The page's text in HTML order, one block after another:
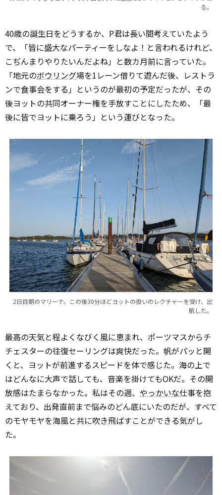
る。
40歳の誕生日をどうするか、P君は長い間考えていたよう
で、「皆に盛大なパーティーをしなよ！と言われるけれど、
こぢんまりやりたいんだよね」と数カ月前に言っていた。
「地元のボウリング場を1レーン借りて遊んだ後、レストラ
ンで食事会をする」というのが最初の予定だったが、その
後ヨットの共同オーナー権を手放すことにしたため、「最
後に皆でヨットに乗ろう」という運びとなった。
2日目朝のマリーナ。この後30分ほどヨットの扱いのレクチャーを受け、出
航した。
最高の天気と程よくなびく風に恵まれ、ポーツマスからチ
チェスターの往復セーリングは爽快だった。帆がパッと開
くと、ヨットが前進するスピードを体で感じた。海の上で
はどんなに大声で話しても、音楽を掛けてもOKだ。その開
放感はたまらなかった。私はその週、 やっかいな仕事を抱
えており、出発直前まで悩みのどん底にいたのだが、すべて
のモヤモヤを海風と共に吹き飛ばすことができる気がし
た。